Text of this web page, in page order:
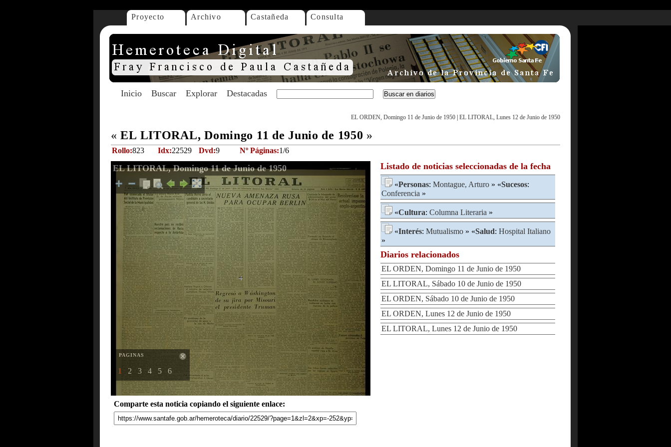
Proyecto Archivo Castañeda Consulta
Inicio Buscar Explorar Destacadas
EL ORDEN, Domingo 11 de Junio de 1950 EL LITORAL, Lunes 12 de Junio de 1950
« EL LITORAL, Domingo 11 de Junio de 1950 »
Rollo:823 Idx:22529 Dvd:9 Nº Páginas:1/6
EL LITORAL, Domingo 11 de Junio de 1950
PAGINAS
1 2 3 4 5 6
Comparte esta noticia copiando el siguiente enlace:
Listado de noticias seleccionadas de la fecha
«Personas: Montague, Arturo » «Sucesos:
Conferencia »
«Cultura: Columna Literaria »
«Interés: Mutualismo » «Salud: Hospital Italiano
»
Diarios relacionados
EL ORDEN, Domingo 11 de Junio de 1950
EL LITORAL, Sábado 10 de Junio de 1950
EL ORDEN, Sábado 10 de Junio de 1950
EL ORDEN, Lunes 12 de Junio de 1950
EL LITORAL, Lunes 12 de Junio de 1950